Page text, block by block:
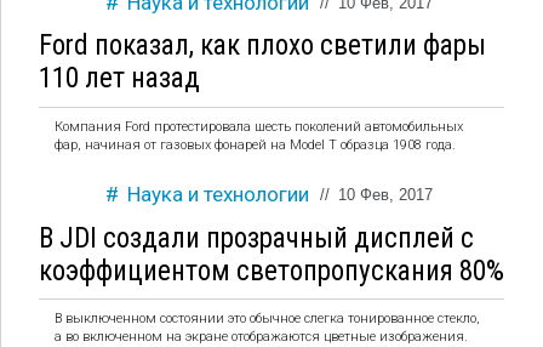
Ford показал, как плохо светили фары
110 лет назад
Компания Ford протестировала шесть поколений автомобильных
фар, начиная от газовых фонарей на Model T образца 1908 года.
Наука и технологии // 10 Фев, 2017
В JDI создали прозрачный дисплей с
коэффициентом светопропускания 80%
В выключенном состоянии это обычное слегка тонированное стекло,
а во включенном на экране отображаются цветные изображения.